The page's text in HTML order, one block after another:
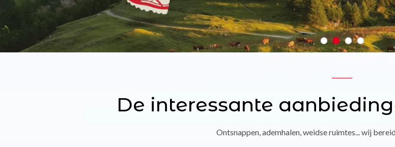
De interessante
Ontsnappen, ademhalen, weidse ruimtes... wij